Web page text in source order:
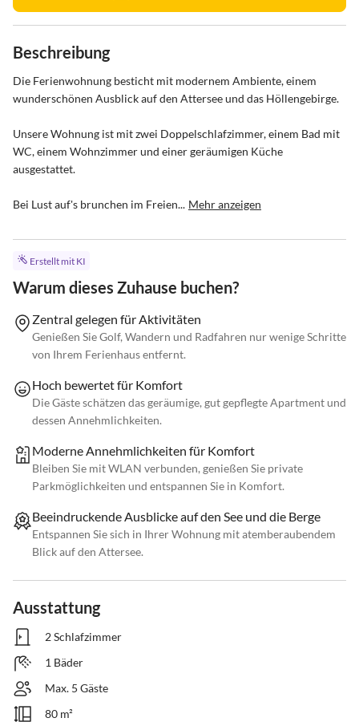
Beschreibung
Die Ferienwohnung besticht mit modernem Ambiente, einem
wunderschönen Ausblick auf den Attersee und das Höllengebirge.
Unsere Wohnung ist mit zwei Doppelschlafzimmer, einem Bad mit
WC, einem Wohnzimmer und einer geräumigen Küche
ausgestattet.
Bei Lust auf's brunchen im Freien... Mehr anzeigen
Erstellt mit KI
Warum dieses Zuhause buchen?
Zentral gelegen für Aktivitäten
Genießen Sie Golf, Wandern und Radfahren nur wenige Schritte
von Ihrem Ferienhaus entfernt.
Hoch bewertet für Komfort
Die Gäste schätzen das geräumige, gut gepflegte Apartment und
dessen Annehmlichkeiten.
Moderne Annehmlichkeiten für Komfort
Bleiben Sie mit WLAN verbunden, genießen Sie private
Parkmöglichkeiten und entspannen Sie in Komfort.
Beeindruckende Ausblicke auf den See und die Berge
Entspannen Sie sich in Ihrer Wohnung mit atemberaubendem
Blick auf den Attersee.
Ausstattung
2 Schlafzimmer
1 Bäder
Max. 5 Gäste
80 m²